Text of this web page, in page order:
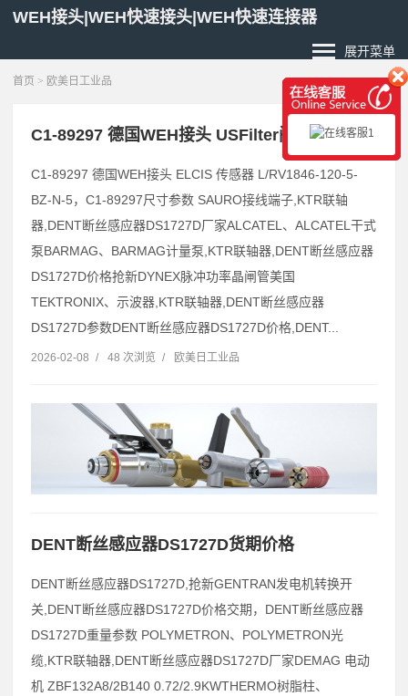
WEH接头|WEH快速接头|WEH快速连接器
展开菜单
首页 > 欧美日工业品
C1-89297 德国WEH接头 USFilter阀门
C1-89297 德国WEH接头 ELCIS 传感器 L/RV1846-120-5-
BZ-N-5，C1-89297尺寸参数 SAURO接线端子,KTR联轴
器,DENT断丝感应器DS1727D厂家ALCATEL、ALCATEL干式
泵BARMAG、BARMAG计量泵,KTR联轴器,DENT断丝感应器
DS1727D价格抢新DYNEX脉冲功率晶闸管美国
TEKTRONIX、示波器,KTR联轴器,DENT断丝感应器
DS1727D参数DENT断丝感应器DS1727D价格,DENT...
2026-02-08 / 48 次浏览 / 欧美日工业品
DENT断丝感应器DS1727D货期价格
DENT断丝感应器DS1727D,抢新GENTRAN发电机转换开
关,DENT断丝感应器DS1727D价格交期，DENT断丝感应器
DS1727D重量参数 POLYMETRON、POLYMETRON光
缆,KTR联轴器,DENT断丝感应器DS1727D厂家DEMAG 电动
机 ZBF132A8/2B140 0.72/2.9KWTHERMO树脂柱、